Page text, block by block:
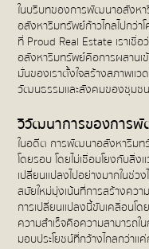
ในบริบทของการพัฒนาอสังห
อสังหาริมทรัพย์ก้าวไกลไปกว่า
ที่ Proud Real Estate เราเชื่
อสังหาริมทรัพย์คือการผสาน
มั่นของเราตั้งใจสร้างสภาพแ
วัฒนธรรมและสังคมของชุมช
วิวัฒนาการของการ
ในอดีต การพัฒนาอสังหาริม
โดยรอบ โดยไม่เชื่อมโยงกับสิ่
เปลี่ยนแปลงไปอย่างมากในช่
สมัยใหม่มุ่งเน้นที่การสร้างค
การเปลี่ยนแปลงนี้ขับเคลื่อนโ
ความสำเร็จคือความสามารถ
มอบประโยชน์ที่กว้างไกลกว่าแ